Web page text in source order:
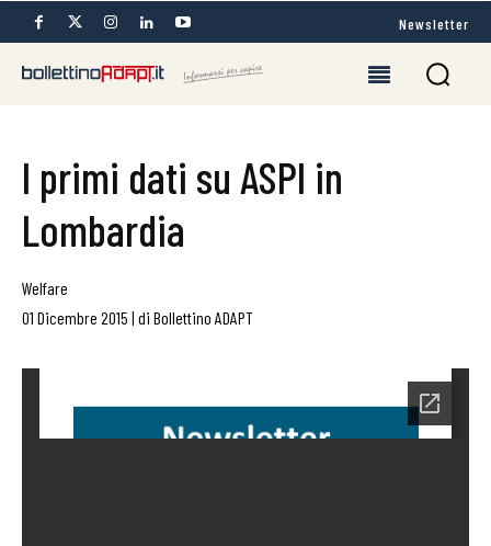
Newsletter
I primi dati su ASPI in
Lombardia
Welfare
01 Dicembre 2015 | di Bollettino ADAPT